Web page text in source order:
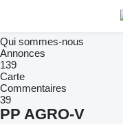
Qui sommes-nous
Annonces
139
Carte
Commentaires
39
PP AGRO-V